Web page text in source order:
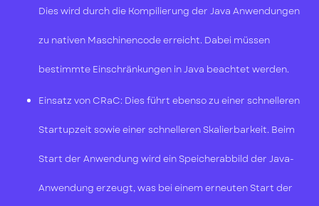
Dies wird durch die Kompilierung der Java Anwendungen
zu nativen Maschinencode erreicht. Dabei müssen
bestimmte Einschränkungen in Java beachtet werden.
Einsatz von CRaC: Dies führt ebenso zu einer schnelleren
Startupzeit sowie einer schnelleren Skalierbarkeit. Beim
Start der Anwendung wird ein Speicherabbild der Java-
Anwendung erzeugt, was bei einem erneuten Start der